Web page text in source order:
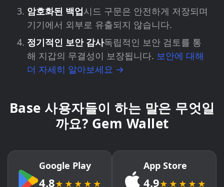
암호화된 백업시드 구문은 안전하게 저장되며
기기에서 외부로 유출되지 않습니다.
정기적인 보안 감사독립적인 보안 검토를 통
해 지갑의 무결성이 보장됩니다. 보안에 대해
더 자세히 알아보세요 →
Base 사용자들이 하는 말은 무엇일
까요? Gem Wallet
Google Play
4.8★★★★★
App Store
4.9★★★★★